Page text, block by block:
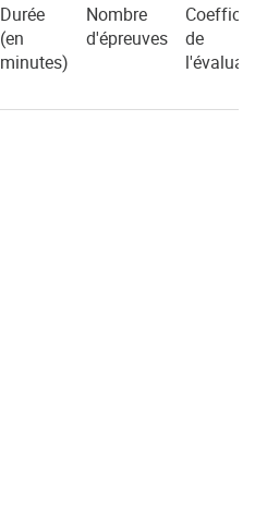
Durée
(en
minutes)
Nombre
d'épreuves
de